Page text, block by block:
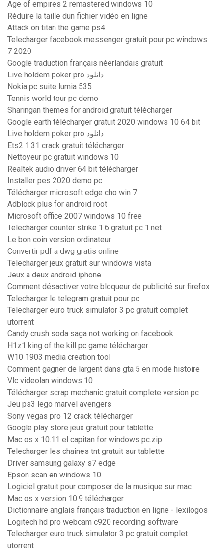
Age of empires 2 remastered windows 10
Réduire la taille dun fichier vidéo en ligne
Attack on titan the game ps4
Telecharger facebook messenger gratuit pour pc windows
7 2020
Google traduction français néerlandais gratuit
Live holdem poker pro دانلود
Nokia pc suite lumia 535
Tennis world tour pc demo
Sharingan themes for android gratuit télécharger
Google earth télécharger gratuit 2020 windows 10 64 bit
Live holdem poker pro دانلود
Ets2 1.31 crack gratuit télécharger
Nettoyeur pc gratuit windows 10
Realtek audio driver 64 bit télécharger
Installer pes 2020 demo pc
Télécharger microsoft edge cho win 7
Adblock plus for android root
Microsoft office 2007 windows 10 free
Telecharger counter strike 1.6 gratuit pc 1.net
Le bon coin version ordinateur
Convertir pdf a dwg gratis online
Telecharger jeux gratuit sur windows vista
Jeux a deux android iphone
Comment désactiver votre bloqueur de publicité sur firefox
Telecharger le telegram gratuit pour pc
Telecharger euro truck simulator 3 pc gratuit complet
utorrent
Candy crush soda saga not working on facebook
H1z1 king of the kill pc game télécharger
W10 1903 media creation tool
Comment gagner de largent dans gta 5 en mode histoire
Vlc videolan windows 10
Télécharger scrap mechanic gratuit complete version pc
Jeu ps3 lego marvel avengers
Sony vegas pro 12 crack télécharger
Google play store jeux gratuit pour tablette
Mac os x 10.11 el capitan for windows pc.zip
Telecharger les chaines tnt gratuit sur tablette
Driver samsung galaxy s7 edge
Epson scan en windows 10
Logiciel gratuit pour composer de la musique sur mac
Mac os x version 10.9 télécharger
Dictionnaire anglais français traduction en ligne - lexilogos
Logitech hd pro webcam c920 recording software
Telecharger euro truck simulator 3 pc gratuit complet
utorrent